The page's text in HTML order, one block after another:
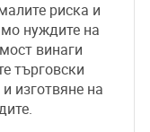
риска и
нуждите на
винаги
търговски
изготвяне на